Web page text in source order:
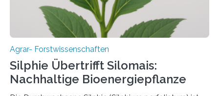
biotechnologische Verfahren zur…
Agrar- Forstwissenschaften
Silphie Übertrifft Silomais:
Nachhaltige Bioenergiepflanze